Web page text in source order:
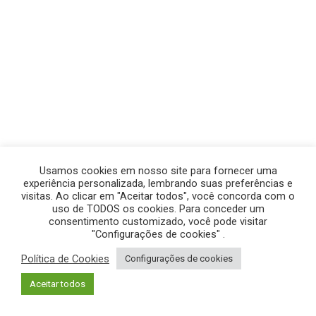
© GEGE PRODUÇÕES – TODOS OS DIREITOS RESERVADOS.
POLÍTICA DE PRIVACIDADE
Usamos cookies em nosso site para fornecer uma
experiência personalizada, lembrando suas preferências e
visitas. Ao clicar em "Aceitar todos", você concorda com o
uso de TODOS os cookies. Para conceder um
consentimento customizado, você pode visitar
"Configurações de cookies" .
Política de Cookies
Configurações de cookies
Aceitar todos